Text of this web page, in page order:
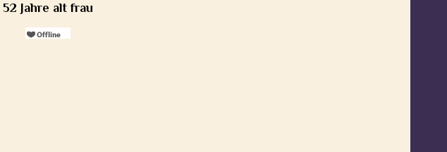
52 Jahre alt frau